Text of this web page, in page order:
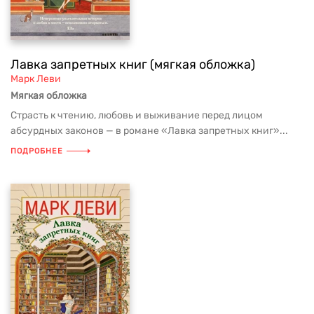
Лавка запретных книг (мягкая обложка)
Марк Леви
Мягкая обложка
Страсть к чтению, любовь и выживание перед лицом
абсурдных законов — в романе «Лавка запретных книг»...
ПОДРОБНЕЕ